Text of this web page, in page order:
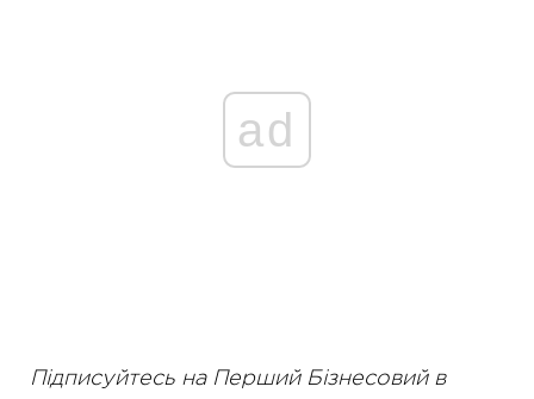
ad
Підписуйтесь на Перший Бізнесовий в